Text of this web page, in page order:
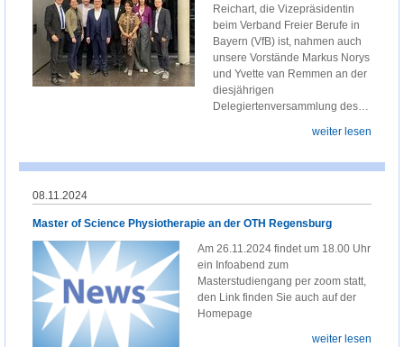
Reichart, die Vizepräsidentin
beim Verband Freier Berufe in
Bayern (VfB) ist, nahmen auch
unsere Vorstände Markus Norys
und Yvette van Remmen an der
diesjährigen
Delegiertenversammlung des…
weiter lesen
08.11.2024
Master of Science Physiotherapie an der OTH Regensburg
Am 26.11.2024 findet um 18.00 Uhr
ein Infoabend zum
Masterstudiengang per zoom statt,
den Link finden Sie auch auf der
Homepage
weiter lesen